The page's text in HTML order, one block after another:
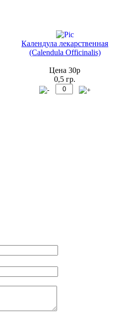
Календула лекарственная
(Calendula Officinalis)
Цена 30р
0,5 гр.